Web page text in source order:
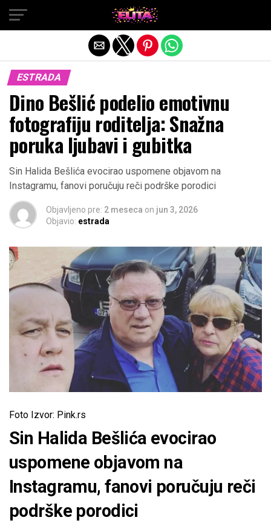
ESTRADA
Dino Bešlić podelio emotivnu
fotografiju roditelja: Snažna
poruka ljubavi i gubitka
Sin Halida Bešlića evocirao uspomene objavom na
Instagramu, fanovi poručuju reči podrške porodici
Objavljeno pre: 2 meseca on jun 3, 2026
Objavio: estrada
Foto Izvor: Pink.rs
Sin Halida Bešlića evocirao
uspomene objavom na
Instagramu, fanovi poručuju reči
podrške porodici
Exit mobile version